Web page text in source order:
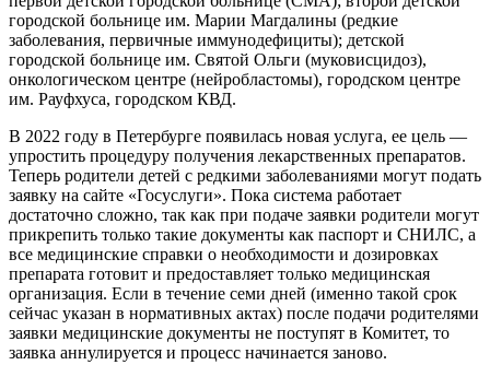
городской больнице им. Марии Магдалины (редкие
заболевания, первичные иммунодефициты); детской
городской больнице им. Святой Ольги (муковисцидоз),
онкологическом центре (нейробластомы), городском центре
им. Рауфхуса, городском КВД.
В 2022 году в Петербурге появилась новая услуга, ее цель —
упростить процедуру получения лекарственных препаратов.
Теперь родители детей с редкими заболеваниями могут подать
заявку на сайте «Госуслуги». Пока система работает
достаточно сложно, так как при подаче заявки родители могут
прикрепить только такие документы как паспорт и СНИЛС, а
все медицинские справки о необходимости и дозировках
препарата готовит и предоставляет только медицинская
организация. Если в течение семи дней (именно такой срок
сейчас указан в нормативных актах) после подачи родителями
заявки медицинские документы не поступят в Комитет, то
заявка аннулируется и процесс начинается заново.